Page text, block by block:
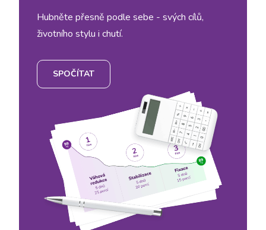
Hubněte přesně podle sebe - svých cílů,
životního stylu i chutí.
SPOČÍTAT